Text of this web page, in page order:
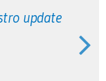
update